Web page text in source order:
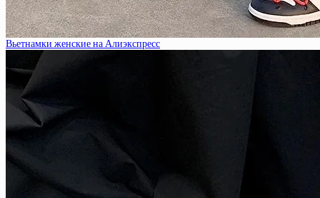
Вьетнамки женские на Алиэкспресс